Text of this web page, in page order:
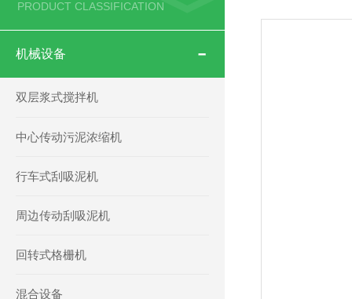
PRODUCT CLASSIFICATION
机械设备
双层浆式搅拌机
中心传动污泥浓缩机
行车式刮吸泥机
周边传动刮吸泥机
回转式格栅机
混合设备